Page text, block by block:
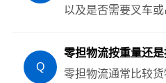
以及是否需要叉车或
Q
零担物流按重量还是
零担物流通常比较